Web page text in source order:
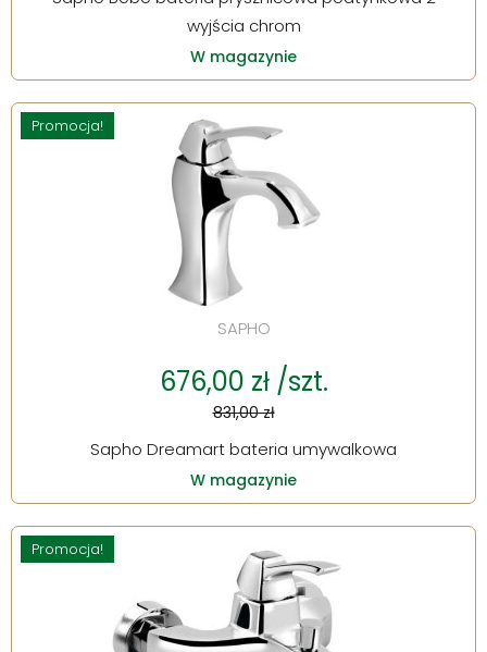
wyjścia chrom
W magazynie
Promocja!
SAPHO
676,00 zł /szt.
831,00 zł
Sapho Dreamart bateria umywalkowa
W magazynie
Promocja!